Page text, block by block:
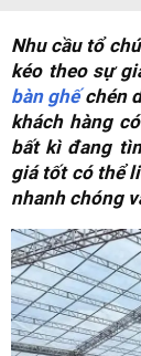
Nhu cầu tổ
kéo theo sự
bàn ghếchén
khách hàng
bất kì đang
giá tốt có thể
nhanh chóng